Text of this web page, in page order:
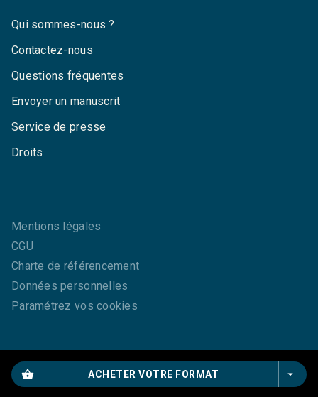
shopping_basket ACHETER VOTRE FORMAT arrow_drop_down
Qui sommes-nous ?
Contactez-nous
Questions fréquentes
Envoyer un manuscrit
Service de presse
Droits
Mentions légales
CGU
Charte de référencement
Données personnelles
Paramétrez vos cookies
GRASSET© 2026